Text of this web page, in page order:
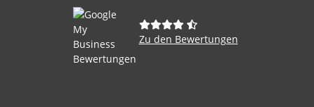
Zu den Bewertungen